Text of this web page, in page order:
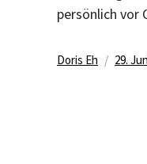
persönlich vor
Autor
Doris Eh 29.